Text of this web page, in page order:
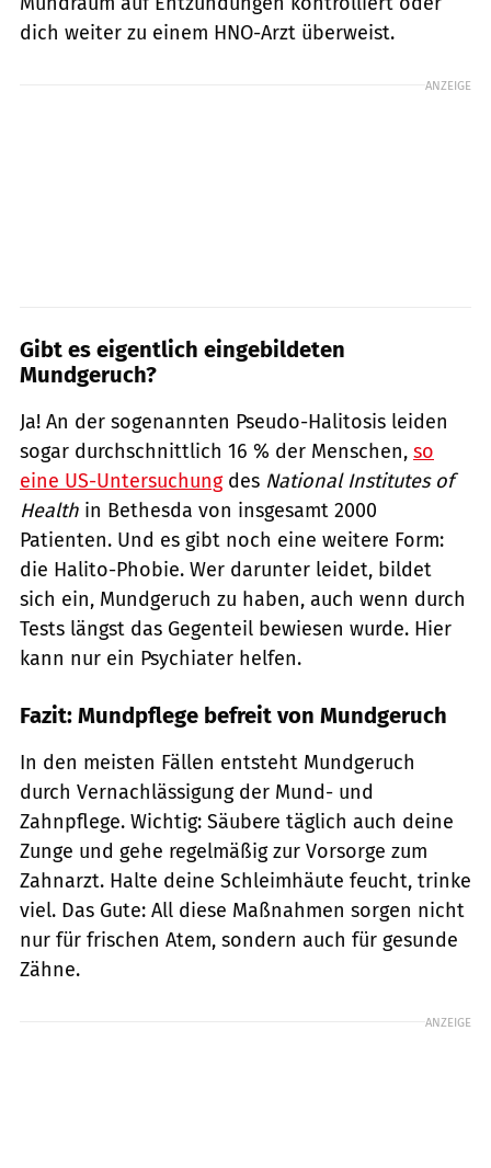
dich weiter zu einem HNO-Arzt überweist.
ANZEIGE
Gibt es eigentlich eingebildeten
Mundgeruch?
Ja! An der sogenannten Pseudo-Halitosis leiden
sogar durchschnittlich 16 % der Menschen, so
eine US-Untersuchungdes National Institutes of
Health in Bethesda von insgesamt 2000
Patienten. Und es gibt noch eine weitere Form:
die Halito-Phobie. Wer darunter leidet, bildet
sich ein, Mundgeruch zu haben, auch wenn durch
Tests längst das Gegenteil bewiesen wurde. Hier
kann nur ein Psychiater helfen.
Fazit: Mundpflege befreit von Mundgeruch
In den meisten Fällen entsteht Mundgeruch
durch Vernachlässigung der Mund- und
Zahnpflege. Wichtig: Säubere täglich auch deine
Zunge und gehe regelmäßig zur Vorsorge zum
Zahnarzt. Halte deine Schleimhäute feucht, trinke
viel. Das Gute: All diese Maßnahmen sorgen nicht
nur für frischen Atem, sondern auch für gesunde
Zähne.
ANZEIGE